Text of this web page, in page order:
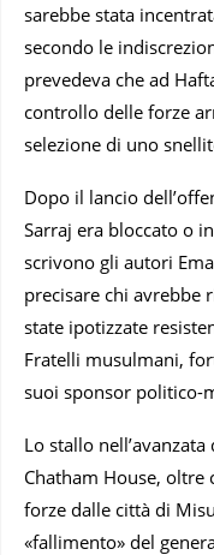
sarebbe stata
secondo le
prevedeva che ad
controllo delle forze
selezione di uno
Dopo il lancio
Sarraj era bloccato o
scrivono gli autori
precisare chi avrebbe
state ipotizzate
Fratelli musulmani,
suoi sponsor politico-
Lo stallo
Chatham House, oltre
forze dalle città di
«fallimento» del